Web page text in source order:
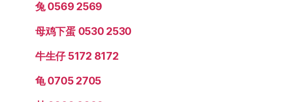
兔 0569 2569
母鸡下蛋 0530 2530
牛生仔 5172 8172
龟 0705 2705